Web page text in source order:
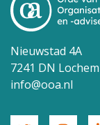
Nieuwstad 4A
7241 DN
info@ooa.nl